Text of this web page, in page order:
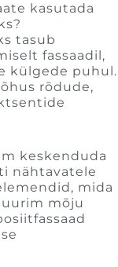
kasutada
tasub
fassaadil,
külgede puhul.
rõdude,
keskenduda
nähtavatele
mida
mõju